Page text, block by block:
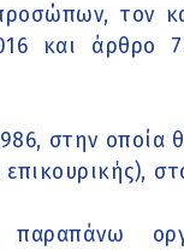
τον
και άρθρο
στην οποία